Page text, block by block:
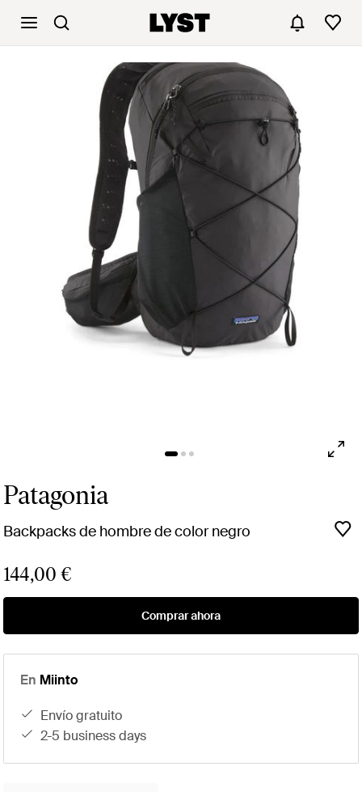
Patagonia
Backpacks de hombre de color negro
144,00 €
Comprar ahora
En Miinto
envío gratuito
2-5 business days